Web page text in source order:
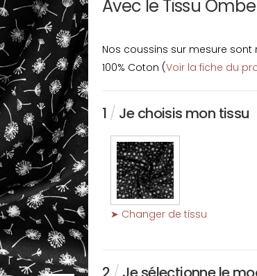
Avec le Tissu
Nos coussins sur mesure
100% Coton (Voir la fiche du
1 / Je choisis mon tissu
➤ Changer de tissu